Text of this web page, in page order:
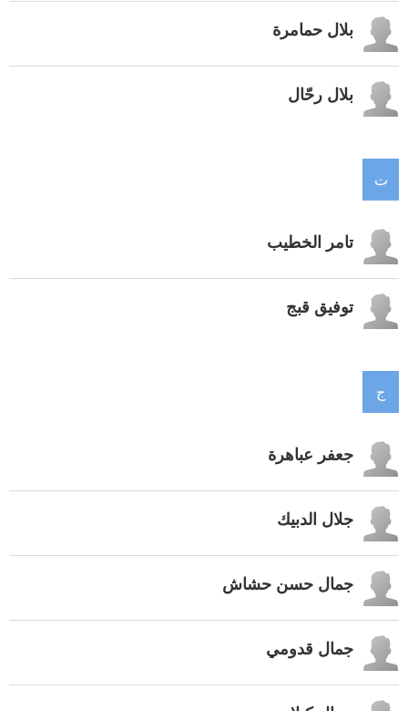
بلال حمامرة
بلال رحّال
ت
تامر الخطيب
توفيق قبج
ج
جعفر عباهرة
جلال الدبيك
جمال حسن حشاش
جمال قدومي